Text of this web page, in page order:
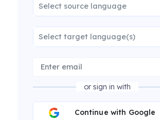
Select source language
Select target language(s)
or sign in with
Continue with Google